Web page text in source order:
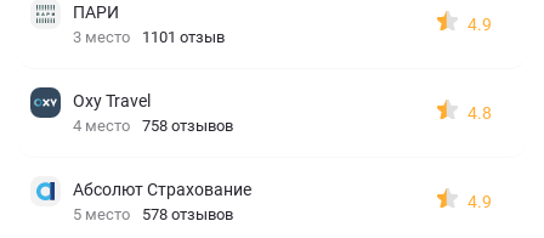
ПАРИ
3 место 1101 отзыв
4.9
Oxy Travel
4 место 758 отзывов
4.8
Абсолют Страхование
5 место 578 отзывов
4.9